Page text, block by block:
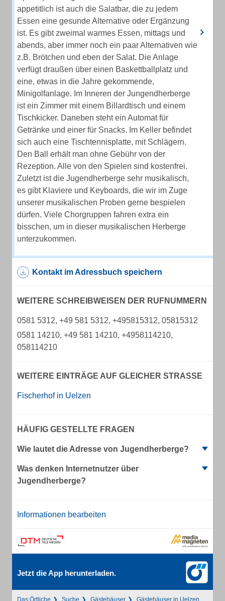
appetitlich ist auch die Salatbar, die zu jedem
Essen eine gesunde Alternative oder Ergänzung
ist. Es gibt zweimal warmes Essen, mittags und
abends, aber immer noch ein paar Alternativen wie
z.B. Brötchen und eben der Salat. Die Anlage
verfügt draußen über einen Baskettballplatz und
eine, etwas in die Jahre gekommende,
Minigolfanlage. Im Inneren der Jungendherberge
ist ein Zimmer mit einem Billardtisch und einem
Tischkicker. Daneben steht ein Automat für
Getränke und einer für Snacks. Im Keller befindet
sich auch eine Tischtennisplatte, mit Schlägern.
Den Ball erhält man ohne Gebühr von der
Rezeption. Alle von den Spielen sind kostenfrei.
Zuletzt ist die Jugendherberge sehr musikalisch,
es gibt Klaviere und Keyboards, die wir im Zuge
unserer musikalischen Proben gerne bespielen
dürfen. Viele Chorgruppen fahren extra ein
bisschen, um in dieser musikalischen Herberge
unterzukommen.
Kontakt im Adressbuch speichern
WEITERE SCHREIBWEISEN DER RUFNUMMERN
0581 5312, +49 581 5312, +495815312, 05815312
0581 14210, +49 581 14210, +4958114210,
058114210
WEITERE EINTRÄGE AUF GLEICHER STRASSE
Fischerhof in Uelzen
HÄUFIG GESTELLTE FRAGEN
Wie lautet die Adresse von Jugendherberge?
Was denken Internetnutzer über
Jugendherberge?
Informationen bearbeiten
Jetzt die App herunterladen.
Das Örtliche Suche Gästehäuser Gästehäuser in Uelzen